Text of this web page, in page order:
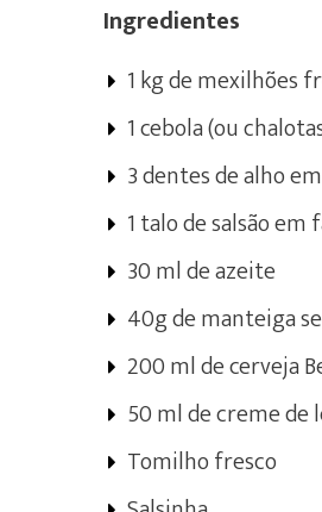
Ingredientes
1 kg de mexilhões
1 cebola (ou
3 dentes de alho
1 talo de salsão em
30 ml de azeite
40g de manteiga
200 ml de cerveja
50 ml de creme de
Tomilho fresco